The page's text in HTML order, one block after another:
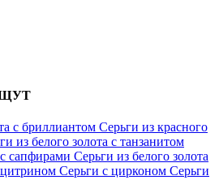
с бриллиантом Серьги из красного
из белого золота с танзанитом
сапфирами Серьги из белого золота
Серьги с цирконом Серьги